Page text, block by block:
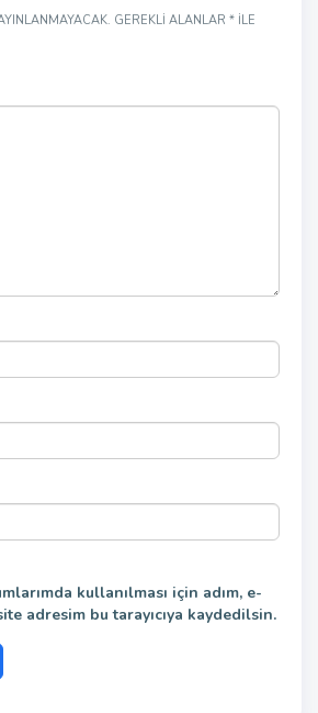
GEREKLI ALANLAR * ILE
kullanılması için adım, e-
adresim bu tarayıcıya kaydedilsin.